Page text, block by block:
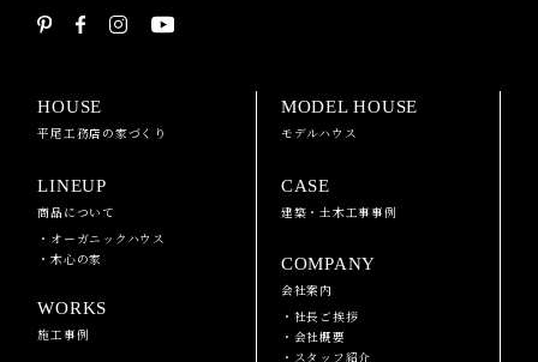
HOUSE
平尾工務店の家づくり
LINEUP
商品について
・オーガニックハウス
・木心の家
WORKS
施工事例
MODEL HOUSE
モデルハウス
CASE
建築・土木工事事例
COMPANY
会社案内
・社長ご挨拶
・会社概要
・スタッフ紹介